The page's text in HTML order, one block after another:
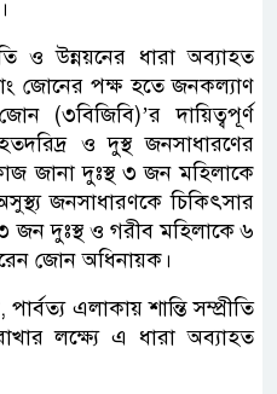
ও উন্নয়নের ধারা অব্যাহত
জোনের পক্ষ হতে জনকল্যাণ
(৩বিজিবি)’র দায়িত্বপূর্ণ
ও দুস্থ জনসাধারণের
জানা দুঃস্থ ৩ জন মহিলাকে
জনসাধারণকে চিকিৎসার
জন দুঃস্থ ও গরীব মহিলাকে ৬
জোন অধিনায়ক।
এলাকায় শান্তি সম্প্রীতি
লক্ষ্যে এ ধারা অব্যাহত